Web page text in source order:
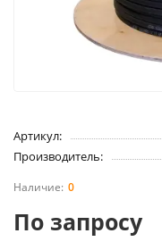
Артикул:
Производитель:
0
По запросу